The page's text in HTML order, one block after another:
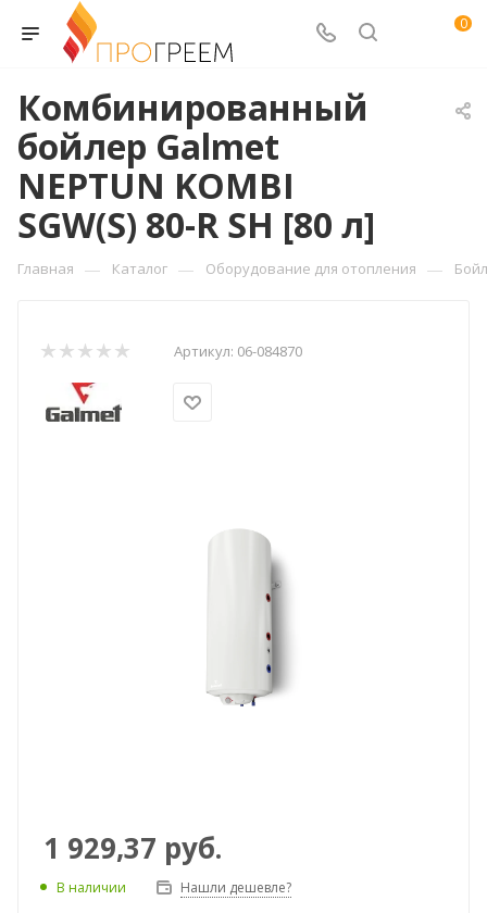
0
Комбинированный
бойлер Galmet
NEPTUN KOMBI
SGW(S) 80-R SH [80 л]
Главная — Каталог — Оборудование для отопления —
Артикул: 06-084870
1 929,37 руб.
В наличии Нашли дешевле?